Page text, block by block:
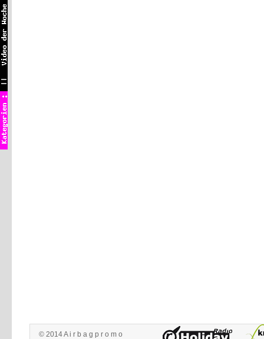
© 2014 A i r b a g p r o m o